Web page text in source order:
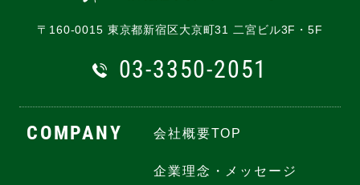
〒160-0015 東京都新宿区大京町31 二宮ビル3F・5F
03-3350-2051
COMPANY 会社概要TOP
企業理念・メッセージ